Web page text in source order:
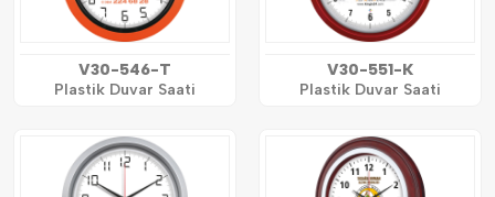
V30-546-T
Plastik Duvar Saati
V30-551-K
Plastik Duvar Saati